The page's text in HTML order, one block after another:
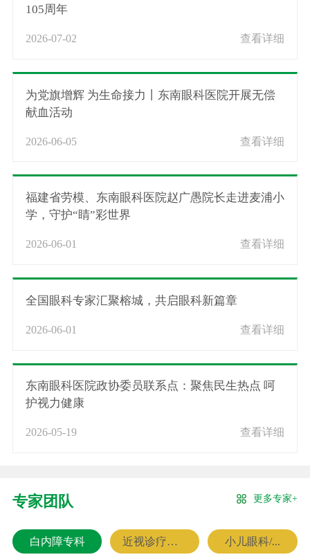
105周年
2026-07-02 查看详细
为党旗增辉 为生命接力丨东南眼科医院开展无偿
献血活动
2026-06-05 查看详细
福建省劳模、东南眼科医院赵广愚院长走进麦浦小
学，守护“睛”彩世界
2026-06-01 查看详细
全国眼科专家汇聚榕城，共启眼科新篇章
2026-06-01 查看详细
东南眼科医院政协委员联系点：聚焦民生热点 呵
护视力健康
2026-05-19 查看详细
专家团队 更多专家+
白内障专科 近视诊疗专科 小儿眼科/...